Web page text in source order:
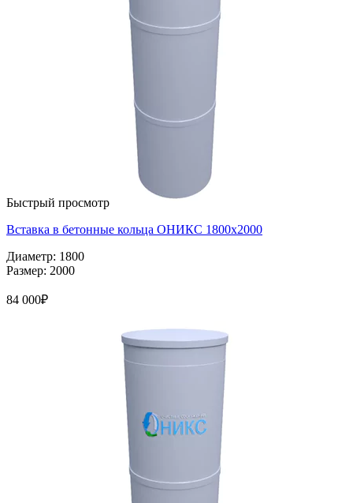
Быстрый просмотр
Вставка в бетонные кольца ОНИКС 1800х2000
Диаметр: 1800
Размер: 2000
84 000₽